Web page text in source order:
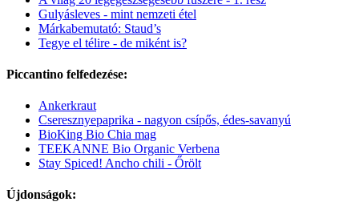
Gulyásleves - mint nemzeti étel
Márkabemutató: Staud’s
Tegye el télire - de miként is?
Piccantino felfedezése:
Ankerkraut
Cseresznyepaprika - nagyon csípős, édes-savanyú
BioKing Bio Chia mag
TEEKANNE Bio Organic Verbena
Stay Spiced! Ancho chili - Őrölt
Újdonságok: